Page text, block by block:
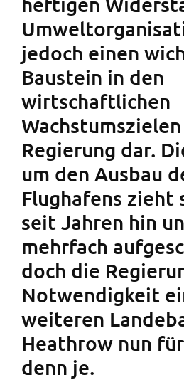
jedoch einen
Baustein in den
wirtschaftlichen
Regierung dar.
um den Ausbau
Flughafens zieht
seit Jahren hin
mehrfach
doch die
Notwendigkeit
weiteren
Heathrow nun
denn je.